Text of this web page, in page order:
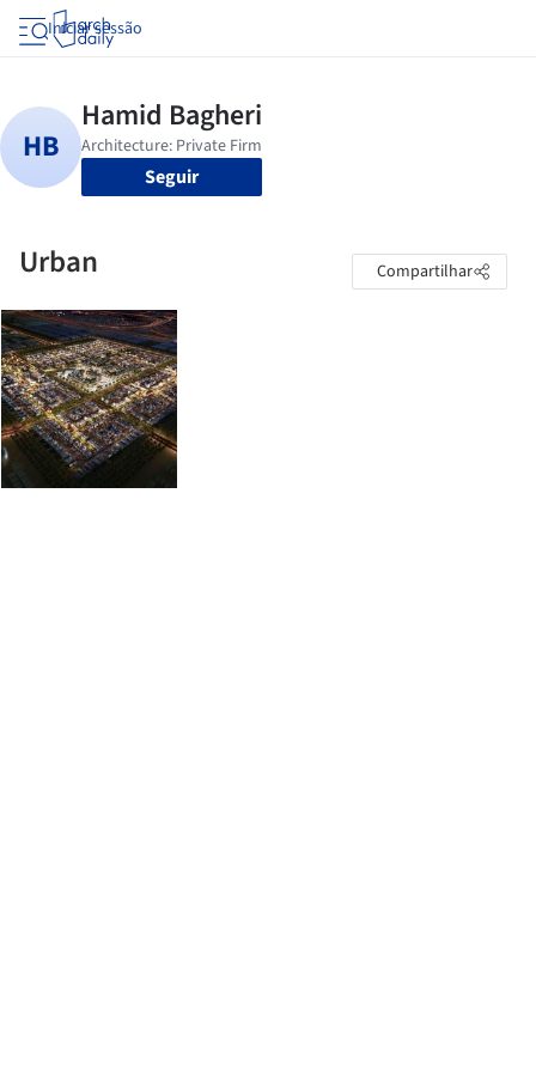
Iniciar sessão
Seguir
Urban Compartilhar